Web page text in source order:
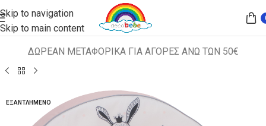
Skip to navigation
Skip to main content
ΔΩΡΕΑΝ ΜΕΤΑΦΟΡΙΚΑ ΓΙΑ ΑΓΟΡΕΣ ΑΝΩ ΤΩΝ 50€
Αρχική σελίδα ΠΑΙΔΙΚΑ ΚΑΘΙΣΜΑΤΑ ΠΟΛΥΘΡΟΝΑΚΙΑ
ΕΞΑΝΤΛΗΜΈΝΟ